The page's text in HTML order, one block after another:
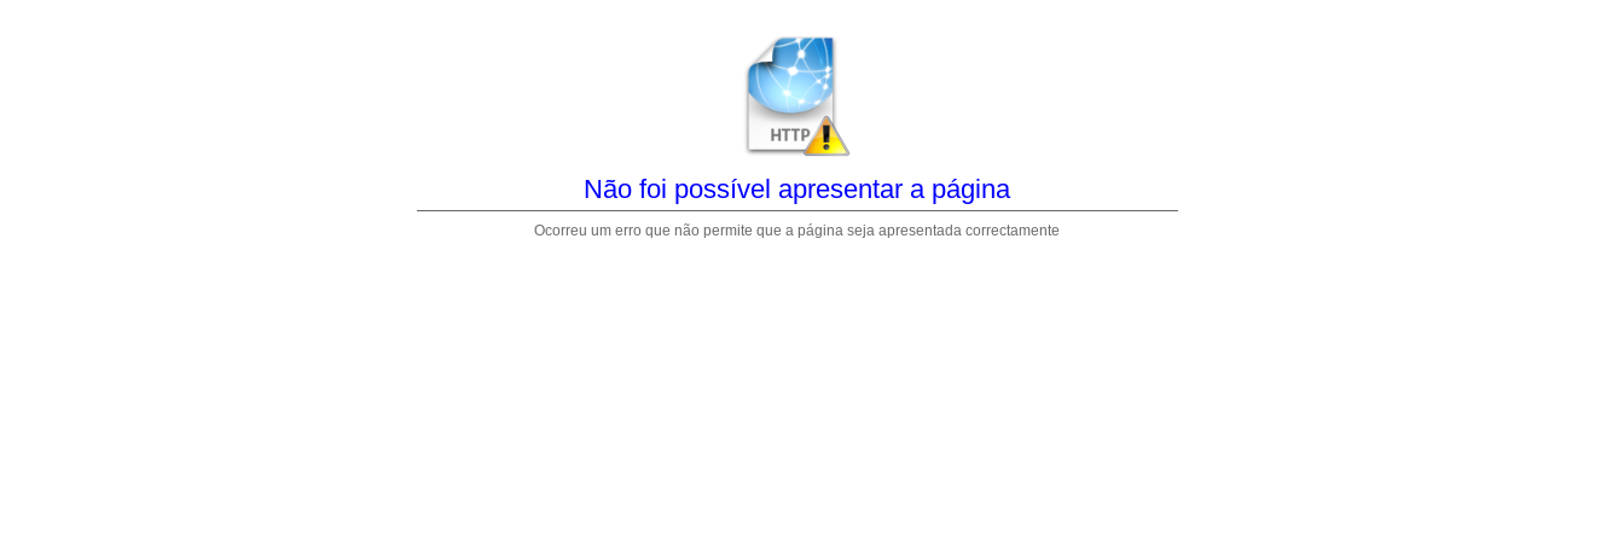
Não foi possível apresentar a página
Ocorreu um erro que não permite que a página seja apresentada correctamente